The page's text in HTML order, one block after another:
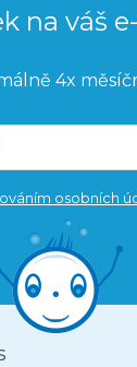
na váš
4x
osobních